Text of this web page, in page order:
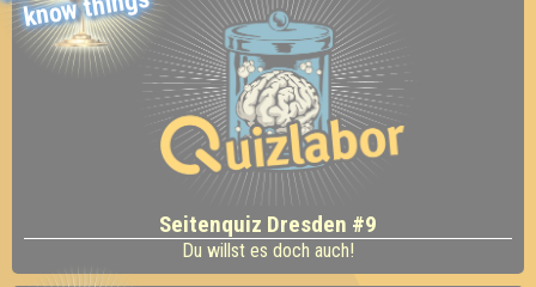
Seitenquiz Dresden #9
Du willst es doch auch!